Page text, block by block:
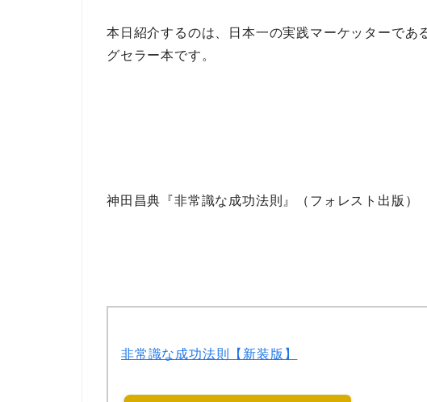
本日紹介するのは、日本一の実践マーケッターであ
グセラー本です。
神田昌典『非常識な成功法則』（フォレスト出版）
非常識な成功法則【新装版】